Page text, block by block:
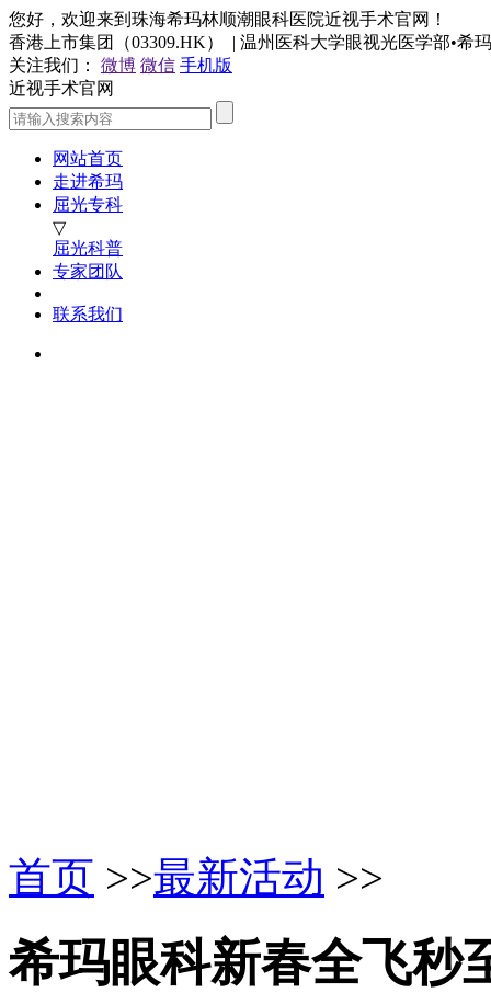
您好，欢迎来到珠海希玛林顺潮眼科医院近视手术官网！
香港上市集团（03309.HK） | 温州医科大学眼视光医学部•希
关注我们：
微博 微信 手机版
近视手术官网
网站首页
走进希玛
屈光专科
▽
屈光科普
专家团队
联系我们
首页 >>最新活动 >>
希玛眼科新春全飞秒